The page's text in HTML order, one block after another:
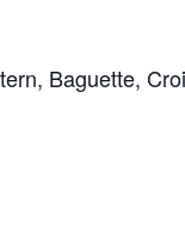
Baguette,